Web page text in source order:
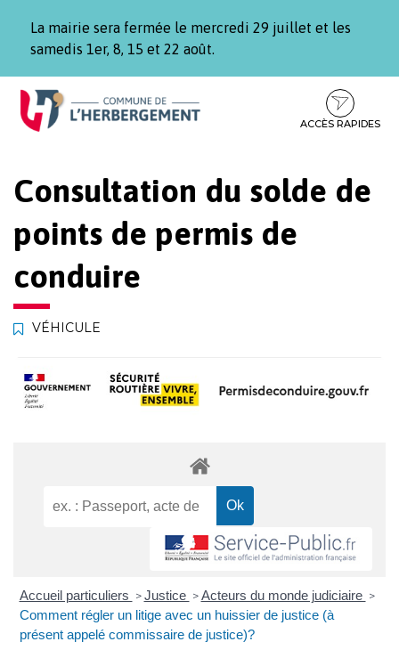
La mairie sera fermée le mercredi 29 juillet et les
samedis 1er, 8, 15 et 22 août.
Aller
Aller
contenu
Aller
pied
ACCÈS RAPIDES
Consultation du solde de
points de permis de
conduire
VÉHICULE
Accueil particuliers > Justice > Acteurs du monde judiciaire >
Comment régler un litige avec un huissier de justice (à
présent appelé commissaire de justice)?